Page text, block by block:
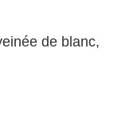
de blanc,